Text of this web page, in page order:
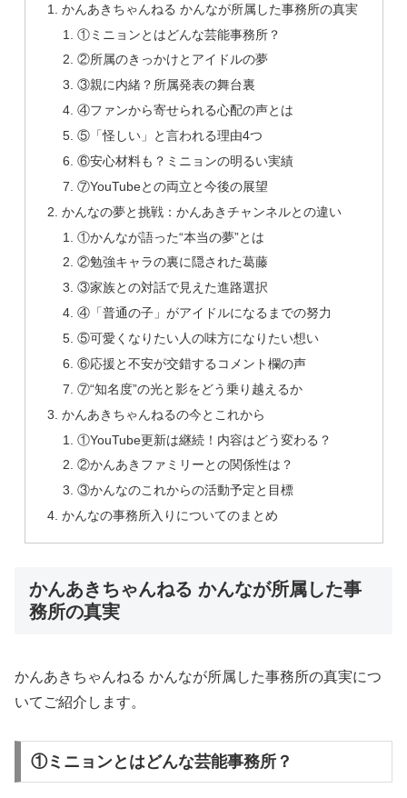
かんあきちゃんねる かんなが所属した事務所の真実
①ミニョンとはどんな芸能事務所？
②所属のきっかけとアイドルの夢
③親に内緒？所属発表の舞台裏
④ファンから寄せられる心配の声とは
⑤「怪しい」と言われる理由4つ
⑥安心材料も？ミニョンの明るい実績
⑦YouTubeとの両立と今後の展望
かんなの夢と挑戦：かんあきチャンネルとの違い
①かんなが語った“本当の夢”とは
②勉強キャラの裏に隠された葛藤
③家族との対話で見えた進路選択
④「普通の子」がアイドルになるまでの努力
⑤可愛くなりたい人の味方になりたい想い
⑥応援と不安が交錯するコメント欄の声
⑦“知名度”の光と影をどう乗り越えるか
かんあきちゃんねるの今とこれから
①YouTube更新は継続！内容はどう変わる？
②かんあきファミリーとの関係性は？
③かんなのこれからの活動予定と目標
かんなの事務所入りについてのまとめ
かんあきちゃんねる かんなが所属した事
務所の真実
かんあきちゃんねる かんなが所属した事務所の真実につ
いてご紹介します。
①ミニョンとはどんな芸能事務所？